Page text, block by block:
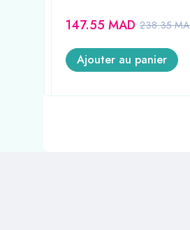
238.35
147.55 MAD
Ajouter au panier